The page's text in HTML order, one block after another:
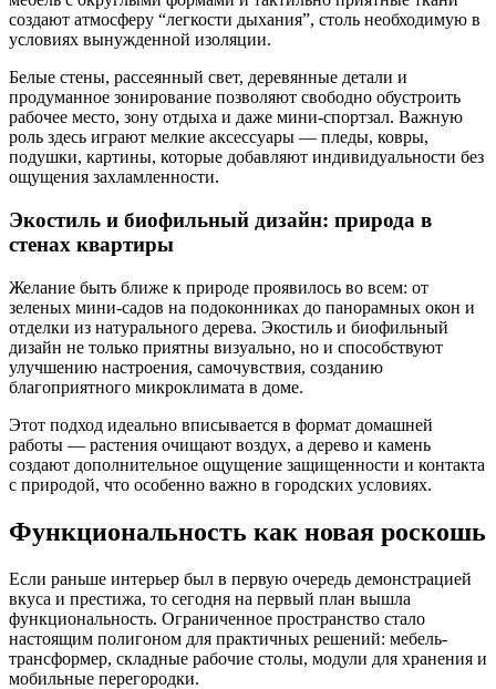
создают атмосферу “легкости дыхания”, столь необходимую в
условиях вынужденной изоляции.
Белые стены, рассеянный свет, деревянные детали и
продуманное зонирование позволяют свободно обустроить
рабочее место, зону отдыха и даже мини-спортзал. Важную
роль здесь играют мелкие аксессуары — пледы, ковры,
подушки, картины, которые добавляют индивидуальности без
ощущения захламленности.
Экостиль и биофильный дизайн: природа в
стенах квартиры
Желание быть ближе к природе проявилось во всем: от
зеленых мини-садов на подоконниках до панорамных окон и
отделки из натурального дерева. Экостиль и биофильный
дизайн не только приятны визуально, но и способствуют
улучшению настроения, самочувствия, созданию
благоприятного микроклимата в доме.
Этот подход идеально вписывается в формат домашней
работы — растения очищают воздух, а дерево и камень
создают дополнительное ощущение защищенности и контакта
с природой, что особенно важно в городских условиях.
Функциональность как новая роскошь
Если раньше интерьер был в первую очередь демонстрацией
вкуса и престижа, то сегодня на первый план вышла
функциональность. Ограниченное пространство стало
настоящим полигоном для практичных решений: мебель-
трансформер, складные рабочие столы, модули для хранения и
мобильные перегородки.